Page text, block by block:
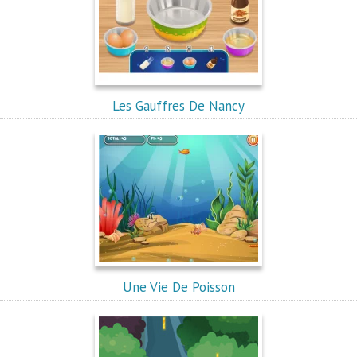
Les Gauffres De Nancy
Une Vie De Poisson